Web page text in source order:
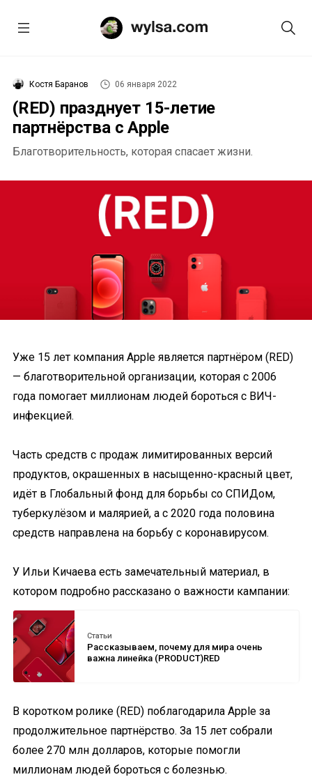
Костя Баранов 06 января 2022
(RED) празднует 15-летие
партнёрства с Apple
Благотворительность, которая спасает жизни.
Уже 15 лет компания Apple является партнёром (RED)
— благотворительной организации, которая с 2006
года помогает миллионам людей бороться с ВИЧ-
инфекцией.
Часть средств с продаж лимитированных версий
продуктов, окрашенных в насыщенно-красный цвет,
идёт в Глобальный фонд для борьбы со СПИДом,
туберкулёзом и малярией, а с 2020 года половина
средств направлена на борьбу с коронавирусом.
У Ильи Кичаева есть замечательный материал, в
котором подробно рассказано о важности кампании:
Статьи
Рассказываем, почему для мира очень
важна линейка (PRODUCT)RED
В коротком ролике (RED) поблагодарила Apple за
продолжительное партнёрство. За 15 лет собрали
более 270 млн долларов, которые помогли
миллионам людей бороться с болезнью.